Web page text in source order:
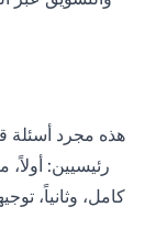
هذه مجرد أسئلة
رئيسيين:
كامل، وثانياً،